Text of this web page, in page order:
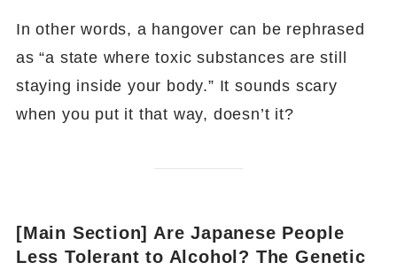
In other words, a hangover can be rephrased
as “a state where toxic substances are still
staying inside your body.” It sounds scary
when you put it that way, doesn’t it?
[Main Section] Are Japanese People
Less Tolerant to Alcohol? The Genetic